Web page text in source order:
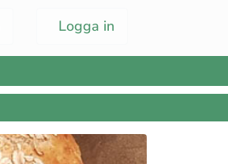
Logga in